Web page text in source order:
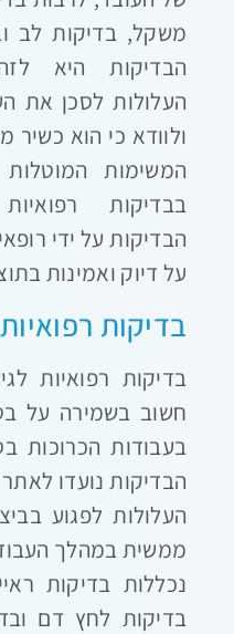
משקל, בדיקות לב
הבדיקות היא
העלולות לסכן את
ולוודא כי הוא
המשימות
בבדיקות
הבדיקות על ידי
על דיוק ואמינות
בדיקות רפואיות
בדיקות רפואיות
חשוב בשמירה על
בעבודות הכרוכות
הבדיקות נועדו לאתר
העלולות לפגוע
ממשית במהלך
נכללות בדיקות
בדיקות לחץ דם